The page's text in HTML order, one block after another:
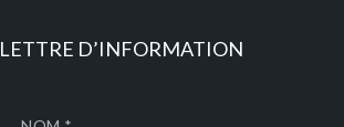
LETTRE D’INFORMATION